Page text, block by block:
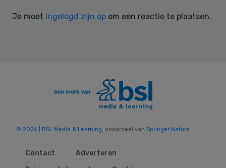
Je moet ingelogd zijn op om een reactie te plaatsen.
© 2026 | BSL Media & Learning, onderdeel van Springer Nature
Contact
Adverteren